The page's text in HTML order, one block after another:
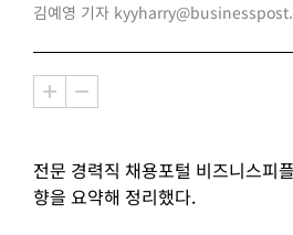
김예영 기자
전문 경력직 채용포털 비즈니스
향을 요약해 정리했다.